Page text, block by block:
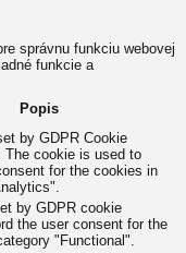
správnu funkciu webovej
funkcie a
Popis
by GDPR Cookie
The cookie is used to
for the cookies in
by GDPR cookie
the user consent for the
"Functional".